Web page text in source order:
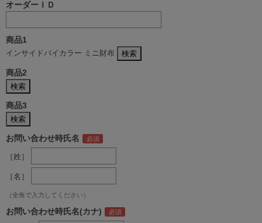
オーダーＩＤ
商品1
インサイドバイカラー ミニ財布
商品2
商品3
お問い合わせ時氏名
［姓］
［名］
（全角で入力してください）
お問い合わせ時氏名(カナ)